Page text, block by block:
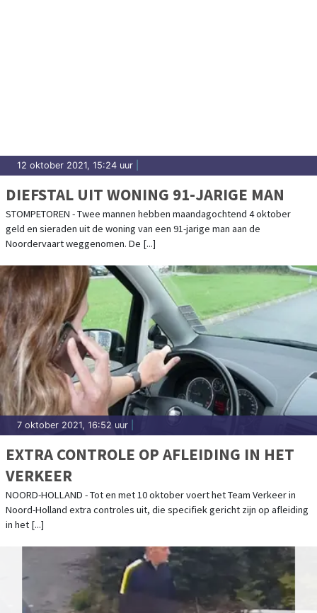
12 oktober 2021, 15:24 uur
DIEFSTAL UIT WONING 91-JARIGE MAN
STOMPETOREN - Twee mannen hebben maandagochtend 4 oktober
geld en sieraden uit de woning van een 91-jarige man aan de
Noordervaart weggenomen. De [...]
7 oktober 2021, 16:52 uur
EXTRA CONTROLE OP AFLEIDING IN HET
VERKEER
NOORD-HOLLAND - Tot en met 10 oktober voert het Team Verkeer in
Noord-Holland extra controles uit, die specifiek gericht zijn op afleiding
in het [...]